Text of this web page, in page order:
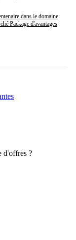
dans le domaine
Package d'avantages
d'offres ?